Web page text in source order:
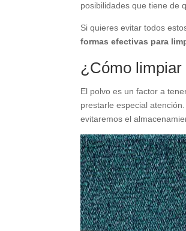
posibilidades que tiene de
Si quieres evitar todos
formas efectivas para
¿Cómo limpiar
El polvo es un factor a
prestarle especial atención.
evitaremos el